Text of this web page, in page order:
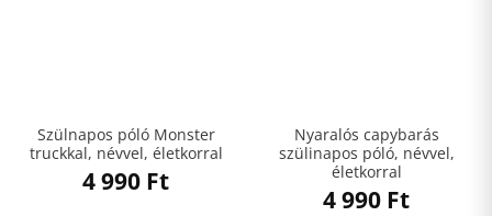
Szülnapos póló Monster
truckkal, névvel, életkorral
4 990 Ft
Nyaralós capybarás
szülinapos póló, névvel,
életkorral
4 990 Ft